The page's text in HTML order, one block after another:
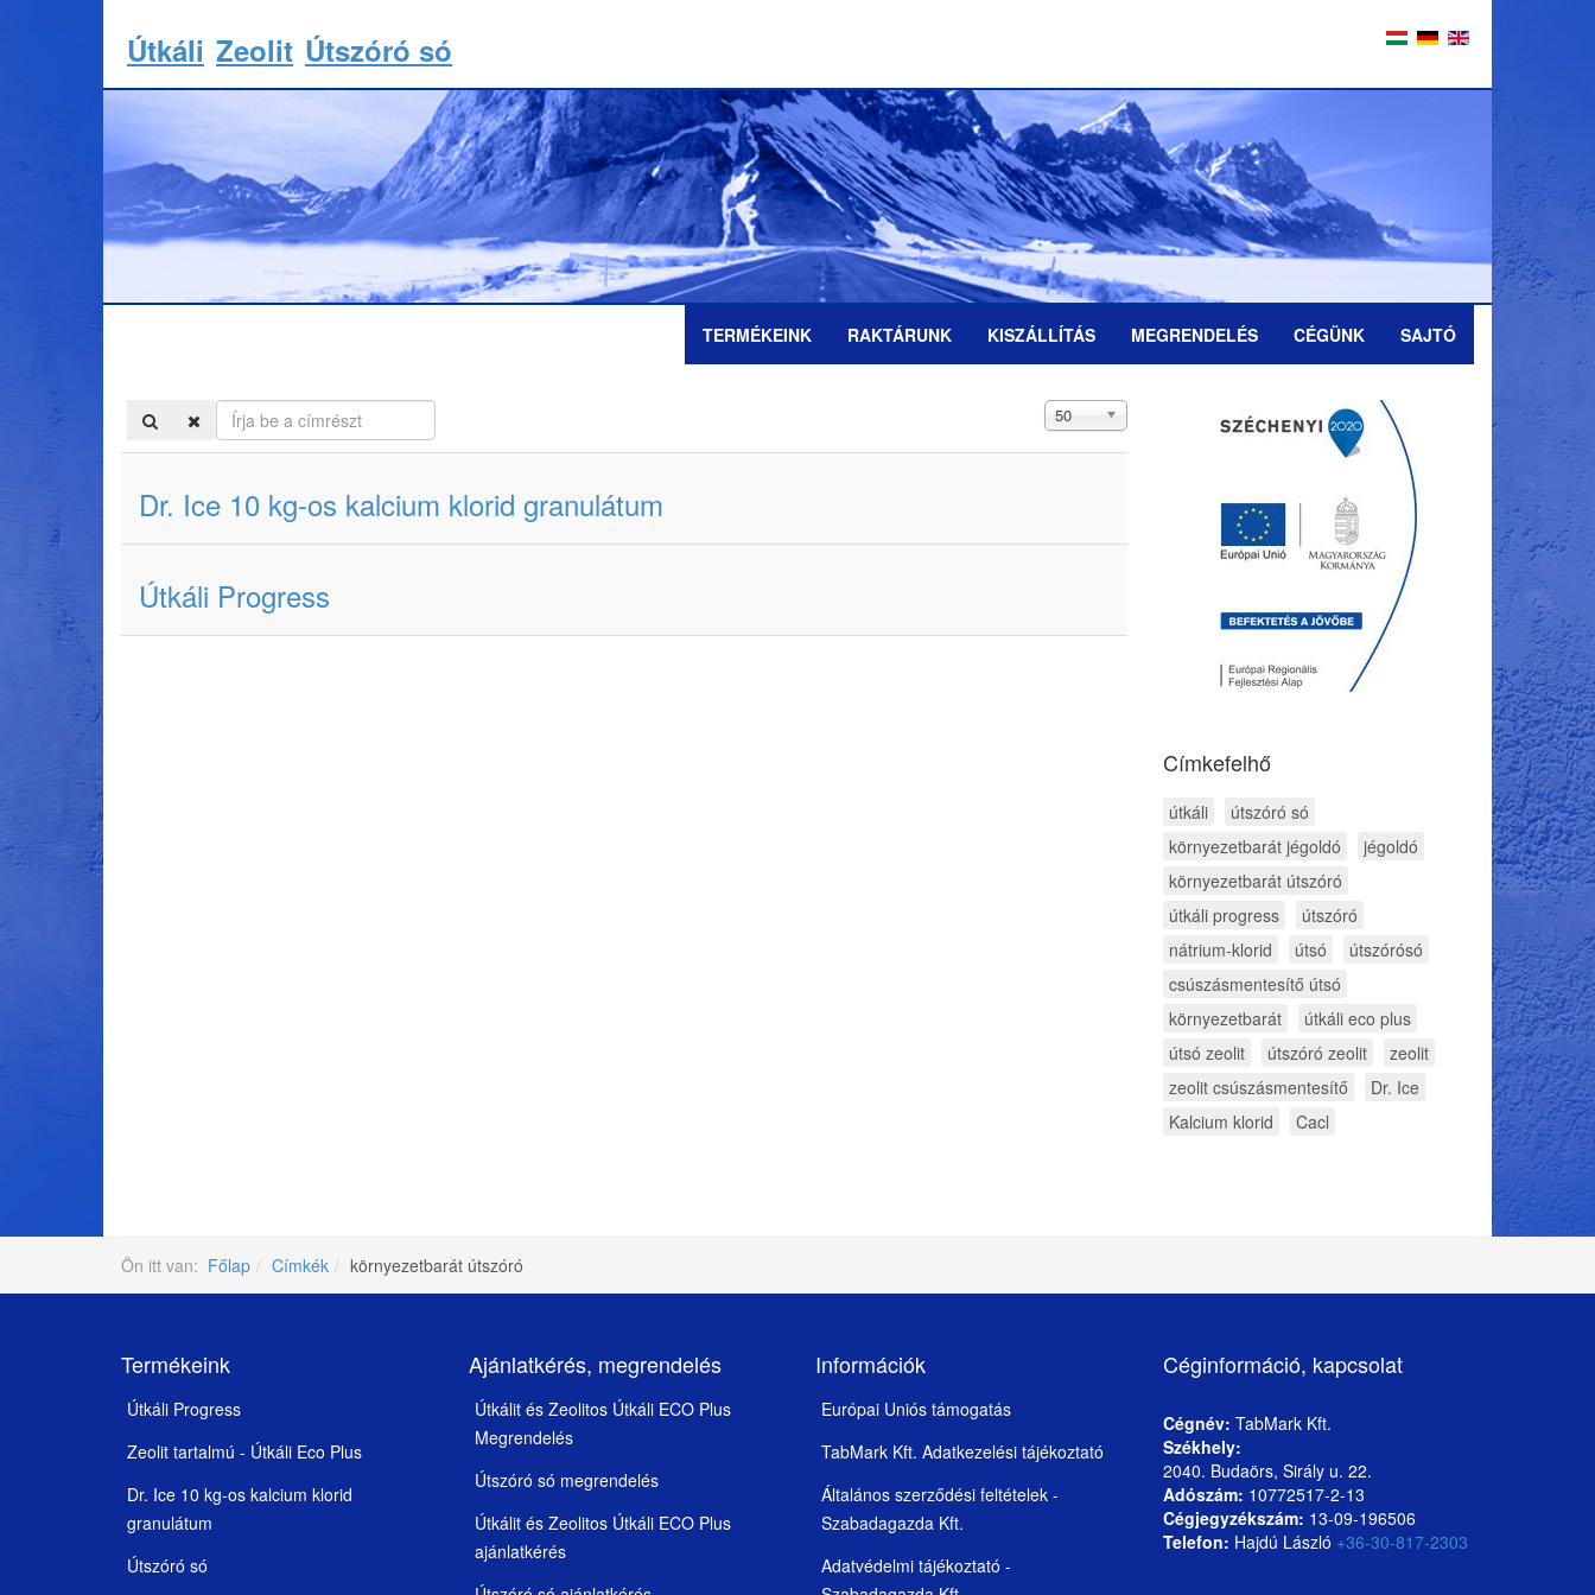
Útkáli Zeolit Útszóró só
TERMÉKEINK RAKTÁRUNK KISZÁLLÍTÁS MEGRENDELÉS CÉGÜNK SAJTÓ
Írja
be
a
Tételek
#
50
Dr. Ice 10 kg-os kalcium klorid granulátum
Útkáli Progress
Címkefelhő
útkáli
útszóró só
környezetbarát jégoldó
jégoldó
környezetbarát útszóró
útkáli progress
útszóró
nátrium-klorid
útsó
útszórósó
csúszásmentesítő útsó
környezetbarát
útkáli eco plus
útsó zeolit
útszóró zeolit
zeolit
zeolit csúszásmentesítő
Dr. Ice
Kalcium klorid
Cacl
Ön itt van: Főlap Címkék környezetbarát útszóró
Termékeink
Útkáli Progress
Zeolit tartalmú - Útkáli Eco Plus
Dr. Ice 10 kg-os kalcium klorid
granulátum
Útszóró só
Ajánlatkérés, megrendelés
Útkálit és Zeolitos Útkáli ECO Plus
Megrendelés
Útszóró só megrendelés
Útkálit és Zeolitos Útkáli ECO Plus
ajánlatkérés
Információk
Európai Uniós támogatás
TabMark Kft. Adatkezelési tájékoztató
Általános szerződési feltételek -
Szabadagazda Kft.
Adatvédelmi tájékoztató -
Céginformáció, kapcsolat
Cégnév: TabMark Kft.
Székhely:
2040. Budaörs, Sirály u. 22.
Adószám: 10772517-2-13
Cégjegyzékszám: 13-09-196506
Telefon: Hajdú László +36-30-817-2303